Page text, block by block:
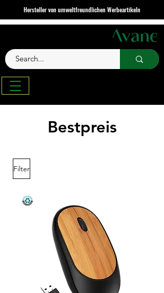
Hersteller von umweltfreundlichen Werbeartikeln
Bestpreis
Filter